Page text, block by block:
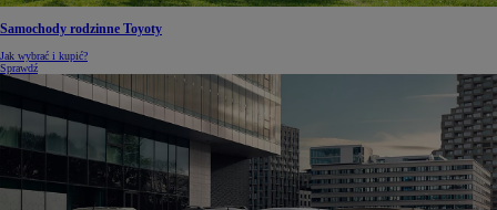
Samochody rodzinne Toyoty
Jak wybrać i kupić?
Sprawdź